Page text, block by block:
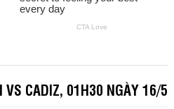
VS CADIZ, 01H30 NGÀY 16/5